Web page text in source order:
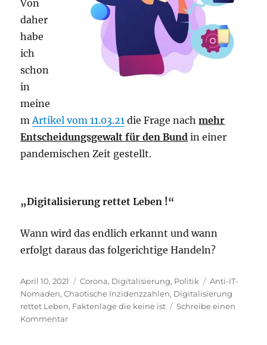
Von
daher
habe
ich
schon
in
meine
m Artikel vom 11.03.21 die Frage nachmehr
Entscheidungsgewalt für den Bund in einer
pandemischen Zeit gestellt.
„Digitalisierung rettet Leben !“
Wann wird das endlich erkannt und wann
erfolgt daraus das folgerichtige Handeln?
Veröffentlicht
am
April 10, 2021 Kategorien
Corona, Digitalisierung, Politik Schlagwörter
Anti-IT-
Nomaden,Chaotische Inzidenzzahlen, Digitalisierung
rettet Leben, Faktenlage die keine ist
Schreibe einen
Kommentarzu